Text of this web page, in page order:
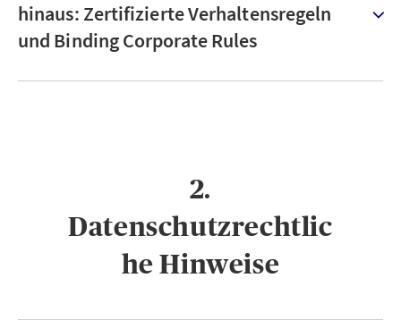
hinaus: Zertifizierte Verhaltensregeln
und Binding Corporate Rules
2.
Datenschutzrechtlic
he Hinweise